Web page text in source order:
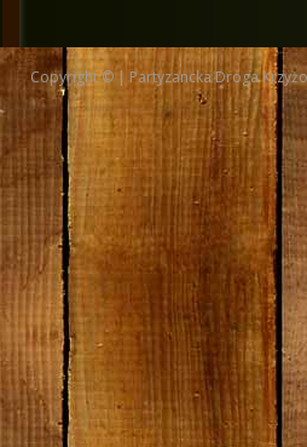
Copyright © | Partyzancka Droga